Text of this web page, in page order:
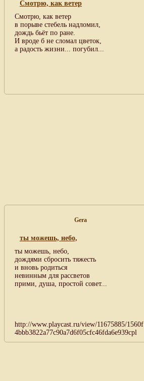
Смотрю, как ветер
Смотрю, как ветер
в порыве стебель надломил,
дождь бьёт по ране.
И вроде б не сломал цветок,
а радость жизни... погубил...
Gera
ты можешь, небо,
ты можешь, небо,
дождями сбросить тяжесть
и вновь родиться
невинным для рассветов
прими, душа, простой совет...
http://www.playcast.ru/view/11675885/1560f
4bbb3822a77c90a7d6f05cfc46fda6e939cpl